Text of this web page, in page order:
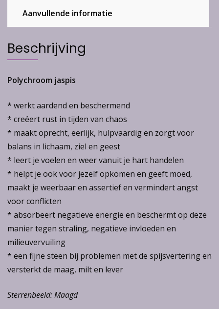
Aanvullende informatie
Beschrijving
Polychroom jaspis
* werkt aardend en beschermend
* creëert rust in tijden van chaos
* maakt oprecht, eerlijk, hulpvaardig en zorgt voor
balans in lichaam, ziel en geest
* leert je voelen en weer vanuit je hart handelen
* helpt je ook voor jezelf opkomen en geeft moed,
maakt je weerbaar en assertief en vermindert angst
voor conflicten
* absorbeert negatieve energie en beschermt op deze
manier tegen straling, negatieve invloeden en
milieuvervuiling
* een fijne steen bij problemen met de spijsvertering en
versterkt de maag, milt en lever
Sterrenbeeld: Maagd